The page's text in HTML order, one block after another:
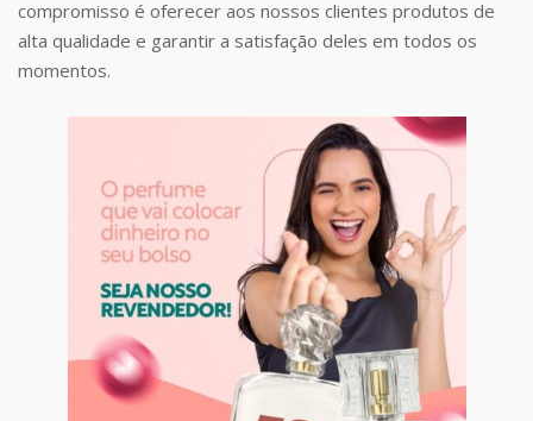
compromisso é oferecer aos nossos clientes produtos de
alta qualidade e garantir a satisfação deles em todos os
momentos.